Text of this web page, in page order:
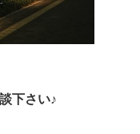
下さい♪